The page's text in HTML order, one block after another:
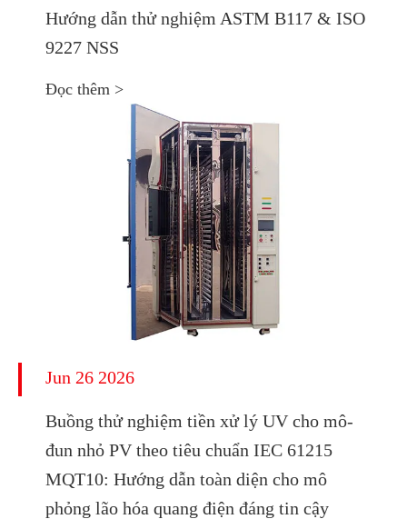
Hướng dẫn thử nghiệm ASTM B117 & ISO
9227 NSS
Đọc thêm >
Jun 26 2026
Buồng thử nghiệm tiền xử lý UV cho mô-
đun nhỏ PV theo tiêu chuẩn IEC 61215
MQT10: Hướng dẫn toàn diện cho mô
phỏng lão hóa quang điện đáng tin cậy